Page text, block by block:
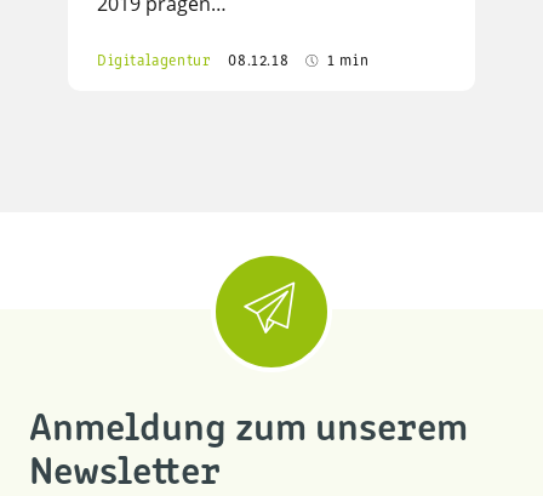
Digitalagentur 08.12.18 1 min
Anmeldung zum unserem
Newsletter